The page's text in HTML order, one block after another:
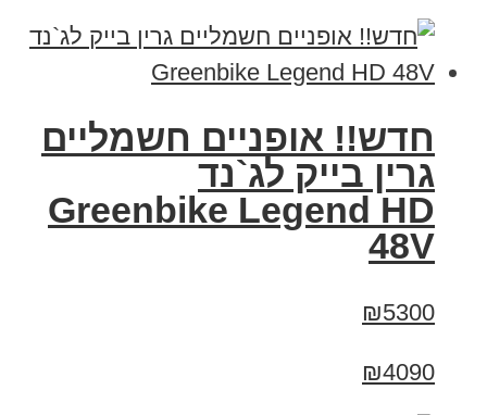
חדש!! אופניים חשמליים
גרין בייק לג`נד
Greenbike Legend HD
48V
₪5300
₪4090